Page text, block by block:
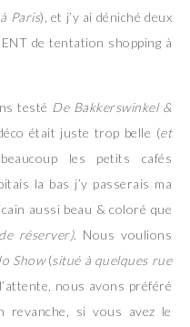
Paris), et j’y ai déniché deux
de tentation shopping à
testé De Bakkerswinkel &
était juste trop belle (et
beaucoup les petits cafés
la bas j’y passerais ma
aussi beau & coloré que
réserver). Nous voulions
Show(situé à quelques rue
nous avons préféré
revanche, si vous avez le